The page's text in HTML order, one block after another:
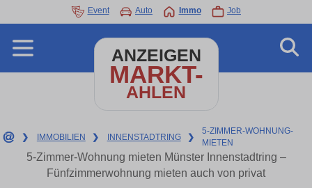
Event Auto Immo Job
ANZEIGEN
MARKT-
AHLEN
❯ IMMOBILIEN ❯ INNENSTADTRING ❯
5-ZIMMER-WOHNUNG-
MIETEN
5-Zimmer-Wohnung mieten Münster Innenstadtring –
Fünfzimmerwohnung mieten auch von privat